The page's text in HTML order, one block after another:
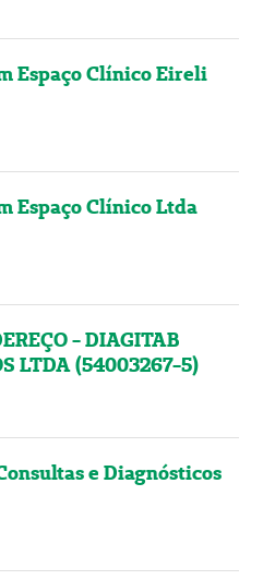
Espaço Clínico Eireli
Espaço Clínico Ltda
- DIAGITAB
LTDA (54003267-5)
e Diagnósticos